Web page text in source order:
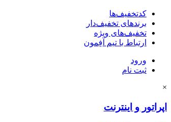
کدتخفیف‌ها
برندهای تخفیف‌دار
تخفیف‌های ویژه
ارتباط با تیم آفِمون
ورود
ثبت نام
×
اپراتور و اینترنت